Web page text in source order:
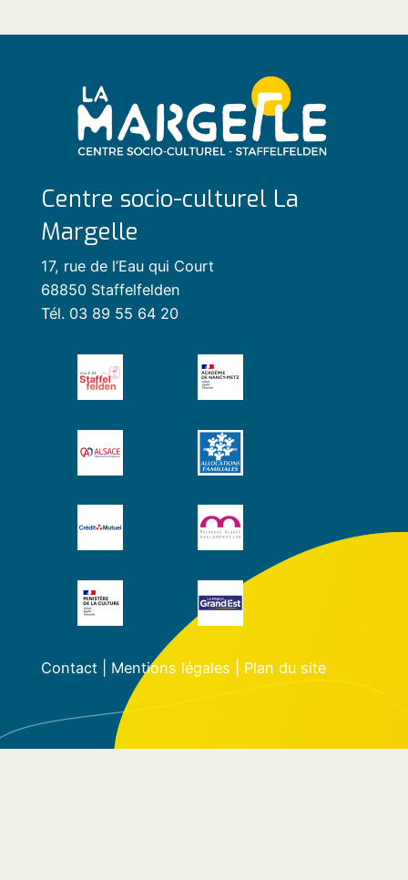
Centre socio-culturel La
Margelle
17, rue de l’Eau qui Court
68850 Staffelfelden
Tél. 03 89 55 64 20
Contact| Mentions légales Plan du site